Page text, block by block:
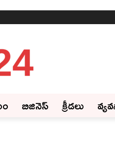
బిజినెస్‌ క్రీడలు